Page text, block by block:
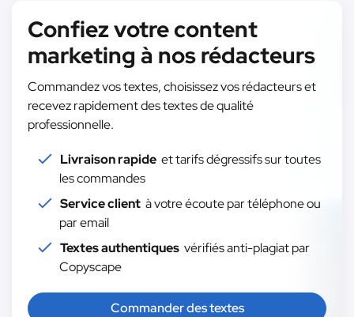
Confiez votre content
marketing à nos rédacteurs
Commandez vos textes, choisissez vos rédacteurs et
recevez rapidement des textes de qualité
professionnelle.
Livraison rapide et tarifs dégressifs sur toutes
les commandes
Service client à votre écoute par téléphone ou
par email
Textes authentiques vérifiés anti-plagiat par
Copyscape
Commander des textes